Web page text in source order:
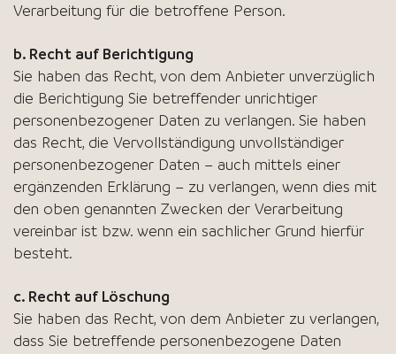
Verarbeitung für die betroffene Person.
b. Recht auf Berichtigung
Sie haben das Recht, von dem Anbieter unverzüglich
die Berichtigung Sie betreffender unrichtiger
personenbezogener Daten zu verlangen. Sie haben
das Recht, die Vervollständigung unvollständiger
personenbezogener Daten – auch mittels einer
ergänzenden Erklärung – zu verlangen, wenn dies mit
den oben genannten Zwecken der Verarbeitung
vereinbar ist bzw. wenn ein sachlicher Grund hierfür
besteht.
c. Recht auf Löschung
Sie haben das Recht, von dem Anbieter zu verlangen,
dass Sie betreffende personenbezogene Daten